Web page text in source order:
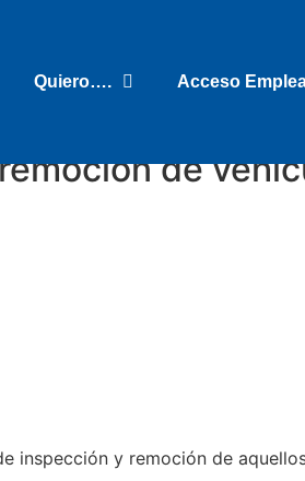
Quiero…. Acceso
de
inspección y remoción de